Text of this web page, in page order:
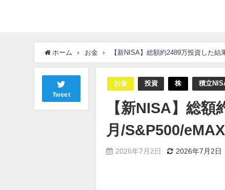
ホーム お金 【新NISA】総額約2489万投資した
Tweet
お金 投資 株 積立
【新NISA】総
月/S&P500/
2026年7月2日 2026年7月2日